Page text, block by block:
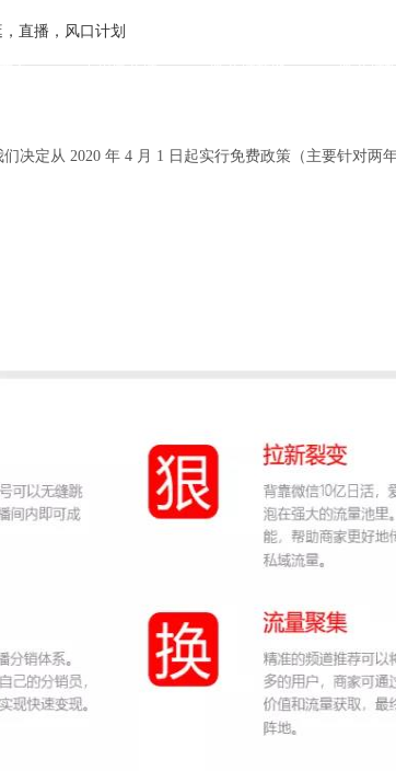
页 小程序商城 微商城功能 微商城
直播，风口计划
定从 2020 年 4 月 1 日起实行免费政策（主要针对两